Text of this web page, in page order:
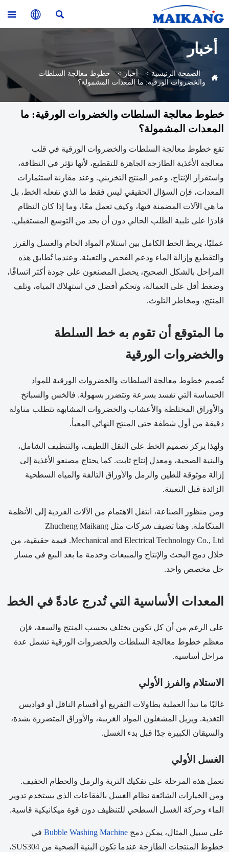



أخبار
 الصفحة الرئيسية> أخبار>
خطوط معالجة السلطات
والخضروات الورقية: ما المعدات المشمولة؟
خطوط معالجة السلطات والخضروات الورقية: ما
المعدات المشمولة؟
تقع خطوط معالجة السلطات والخضروات الورقية في قلب
معالجة الأغذية الطازجة الجاهزة للتقطيع، لأنها تؤثر في النظافة،
واستقرار الإنتاج، وعمر المنتج التخزيني. وعند مقارنة استثمارات
المعدات، فإن السؤال الحقيقي ليس فقط ما الذي تفعله الخط، بل
ما هي الآلات المضمنة فيها، وكيف تعمل معًا، وما إذا كان النظام
قادرًا على تلبية الطلب الحالي دون أن يحد من التوسع المستقبلي.
عمليًا، يربط الخط الكامل بين استلام المواد الخام والغسل والفرز
والتقطيع وإزالة الماء ودعم الفحص والتعبئة. وعندما تُطابق هذه
المراحل بالشكل الصحيح، يحصل المصنعون على جودة أكثر اتساقًا،
وضغط أقل على العمالة، وتحكم أفضل في استهلاك المياه، وتلف
المنتج، ومخاطر التلوث.
ما المتوقع أن تقوم به خط السلطة
والخضروات الورقية
تُصمم خطوط معالجة السلطات والخضروات الورقية للمواد
الحساسة التي تفسد بسرعة وتتضرر بسهولة. فالخس والسبانخ
والأوراق المختلطة والأعشاب والخضروات المشابهة تتطلب مناولة
دقيقة من أول شطفة حتى المنتج النهائي المعبأ.
ولهذا يركز تصميم الخط على النقل اللطيف، والتنظيف الشامل،
والبنية الصحية، ومعدل إنتاج ثابت. كما يحتاج مصنعو الأغذية إلى
إزالة موثوقة للطين والرمل والأوراق التالفة والمياه السطحية
الزائدة قبل التعبئة.
ومن منظور الصناعة، انتقل الاهتمام من الآلات الفردية إلى الأنظمة
المتكاملة. وهنا تضيف شركات مثل Zhucheng Maikang
Mechanical and Electrical Technology Co., Ltd. قيمة حقيقية، من
خلال دمج البحث والإنتاج والمبيعات وخدمة ما بعد البيع في مسار
حل مخصص واحد.
المعدات الأساسية التي تُدرج عادةً في الخط
على الرغم من أن كل تكوين يختلف بحسب المنتج والسعة، فإن
معظم خطوط معالجة السلطات والخضروات الورقية تشمل عدة
مراحل أساسية.
الاستلام والفرز الأولي
غالبًا ما تبدأ العملية بطاولات التفريغ أو أقسام الناقل أو قواديس
التغذية. ويزيل المشغلون المواد الغريبة، والأوراق المتضررة بشدة،
والسيقان الكبيرة جدًا قبل بدء الغسل.
الغسل الأولي
تعمل هذه المرحلة على تفكيك التربة والرمل والحطام الخفيف.
ومن الخيارات الشائعة نظام الغسل بالفقاعات الذي يستخدم تدوير
الماء وحركة الغسل السطحي للتنظيف دون قوة ميكانيكية قاسية.
على سبيل المثال، يمكن دمج Bubble Washing Machine في
خطوط المنتجات الطازجة عندما تكون البنية الصحية من SUS304،